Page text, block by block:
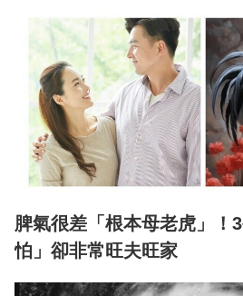
脾氣很差「根本母老虎」！
怕」卻非常旺夫旺家